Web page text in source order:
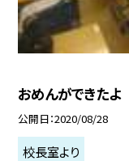
おめんができたよ
公開日 2020/08/28
校長室より